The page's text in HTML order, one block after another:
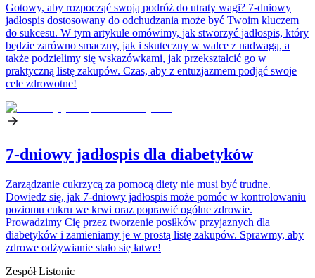
Gotowy, aby rozpocząć swoją podróż do utraty wagi? 7-dniowy
jadłospis dostosowany do odchudzania może być Twoim kluczem
do sukcesu. W tym artykule omówimy, jak stworzyć jadłospis, który
będzie zarówno smaczny, jak i skuteczny w walce z nadwagą, a
także podzielimy się wskazówkami, jak przekształcić go w
praktyczną listę zakupów. Czas, aby z entuzjazmem podjąć swoje
cele zdrowotne!
7-dniowy jadłospis dla diabetyków
Zarządzanie cukrzycą za pomocą diety nie musi być trudne.
Dowiedz się, jak 7-dniowy jadłospis może pomóc w kontrolowaniu
poziomu cukru we krwi oraz poprawić ogólne zdrowie.
Prowadzimy Cię przez tworzenie posiłków przyjaznych dla
diabetyków i zamieniamy je w prostą listę zakupów. Sprawmy, aby
zdrowe odżywianie stało się łatwe!
Zespół Listonic